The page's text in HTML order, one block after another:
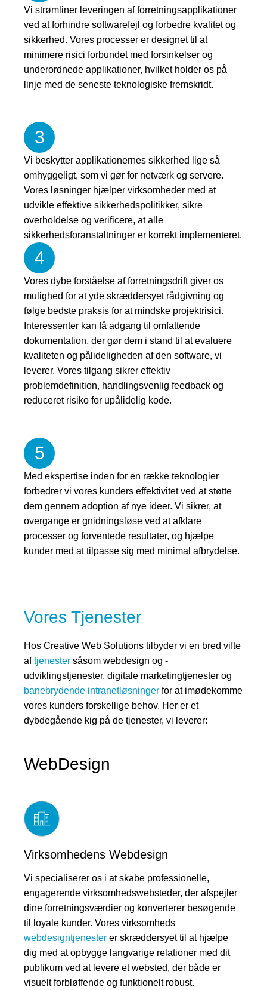
Vi strømliner leveringen af ​​forretningsapplikationer
ved at forhindre softwarefejl og forbedre kvalitet og
sikkerhed. Vores processer er designet til at
minimere risici forbundet med forsinkelser og
underordnede applikationer, hvilket holder os på
linje med de seneste teknologiske fremskridt.
3
Vi beskytter applikationernes sikkerhed lige så
omhyggeligt, som vi gør for netværk og servere.
Vores løsninger hjælper virksomheder med at
udvikle effektive sikkerhedspolitikker, sikre
overholdelse og verificere, at alle
sikkerhedsforanstaltninger er korrekt implementeret.
4
Vores dybe forståelse af forretningsdrift giver os
mulighed for at yde skræddersyet rådgivning og
følge bedste praksis for at mindske projektrisici.
Interessenter kan få adgang til omfattende
dokumentation, der gør dem i stand til at evaluere
kvaliteten og pålideligheden af ​​den software, vi
leverer. Vores tilgang sikrer effektiv
problemdefinition, handlingsvenlig feedback og
reduceret risiko for upålidelig kode.
5
Med ekspertise inden for en række teknologier
forbedrer vi vores kunders effektivitet ved at støtte
dem gennem adoption af nye ideer. Vi sikrer, at
overgange er gnidningsløse ved at afklare
processer og forventede resultater, og hjælpe
kunder med at tilpasse sig med minimal afbrydelse.
Vores Tjenester
Hos Creative Web Solutions tilbyder vi en bred vifte
aftjenester såsom webdesign og -
udviklingstjenester, digitale marketingtjenester og
banebrydende intranetløsninger for at imødekomme
vores kunders forskellige behov. Her er et
dybdegående kig på de tjenester, vi leverer:
WebDesign
Virksomhedens Webdesign
Vi specialiserer os i at skabe professionelle,
engagerende virksomhedswebsteder, der afspejler
dine forretningsværdier og konverterer besøgende
til loyale kunder. Vores virksomheds
webdesigntjenester er skræddersyet til at hjælpe
dig med at opbygge langvarige relationer med dit
publikum ved at levere et websted, der både er
visuelt forbløffende og funktionelt robust.